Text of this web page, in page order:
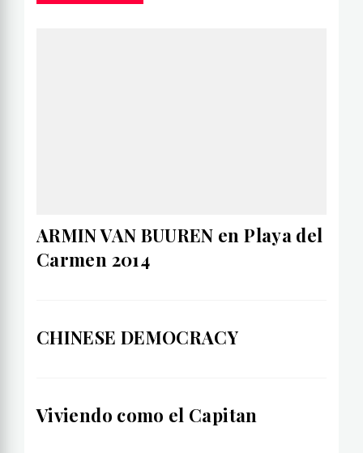
ARMIN VAN BUUREN en Playa del
Carmen 2014
CHINESE DEMOCRACY
Viviendo como el Capitan